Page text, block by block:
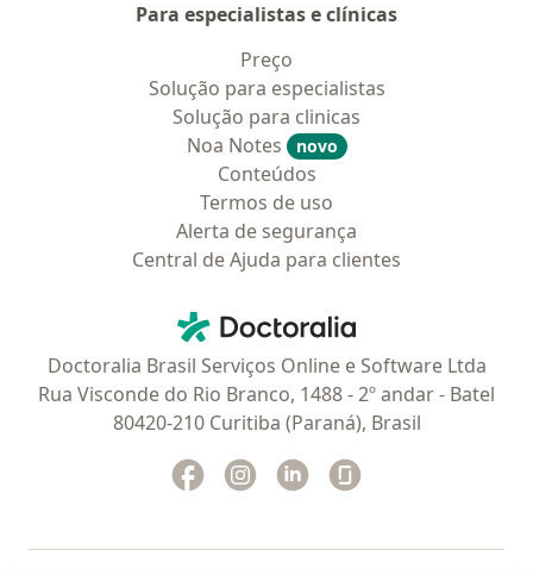
Para especialistas e clínicas
Preço
Solução para especialistas
Solução para clinicas
Noa Notes
novo
Conteúdos
Termos de uso
Alerta de segurança
Central de Ajuda para clientes
Doctoralia - Homepage
Doctoralia Brasil Serviços Online e Software Ltda
Rua Visconde do Rio Branco, 1488 - 2º andar - Batel
80420-210 Curitiba (Paraná), Brasil
Facebook
abre num novo separador
Instagram
abre num novo separador
Linkedin
abre num novo